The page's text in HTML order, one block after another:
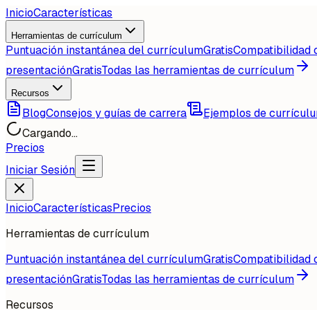
InicioCaracterísticas
Herramientas de currículum
Puntuación instantánea del currículumGratisCompatibilidad
presentaciónGratisTodas las herramientas de currículum
Recursos
BlogConsejos y guías de carrera Ejemplos de
Cargando...
Precios
Iniciar Sesión
InicioCaracterísticasPrecios
Herramientas de currículum
Puntuación instantánea del currículumGratisCompatibilidad
presentaciónGratisTodas las herramientas de currículum
Recursos